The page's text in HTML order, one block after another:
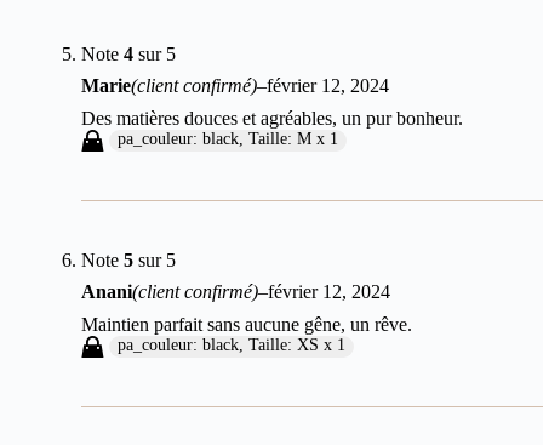
Note 4sur 5
Marie(client confirmé)–février 12, 2024
Des matières douces et agréables, un pur bonheur.
pa_couleur: black, Taille: M x 1
Note 5sur 5
Anani(client confirmé)–février 12, 2024
Maintien parfait sans aucune gêne, un rêve.
pa_couleur: black, Taille: XS x 1